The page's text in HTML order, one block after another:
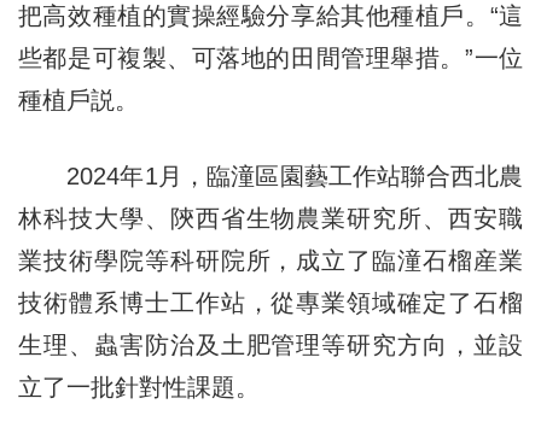
把高效種植的實操經驗分享給其他種植戶。“這
些都是可複製、可落地的田間管理舉措。”一位
種植戶説。
2024年1月，臨潼區園藝工作站聯合西北農
林科技大學、陝西省生物農業研究所、西安職
業技術學院等科研院所，成立了臨潼石榴産業
技術體系博士工作站，從專業領域確定了石榴
生理、蟲害防治及土肥管理等研究方向，並設
立了一批針對性課題。